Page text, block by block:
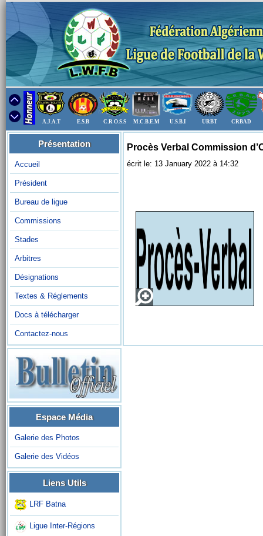
A.J.A.T E.S.B C.R O.S.S M.C.B.E.M U.S.B.I URBT CRBAD
Présentation
Accueil
Président
Bureau de ligue
Commissions
Stades
Arbitres
Désignations
Textes & Réglements
Docs à télécharger
Contactez-nous
Espace Média
Galerie des Photos
Galerie des Vidéos
Liens Utils
LRF Batna
Ligue Inter-Régions
Procès Verbal Commission
écrit le: 13 January 2022 à 14:32